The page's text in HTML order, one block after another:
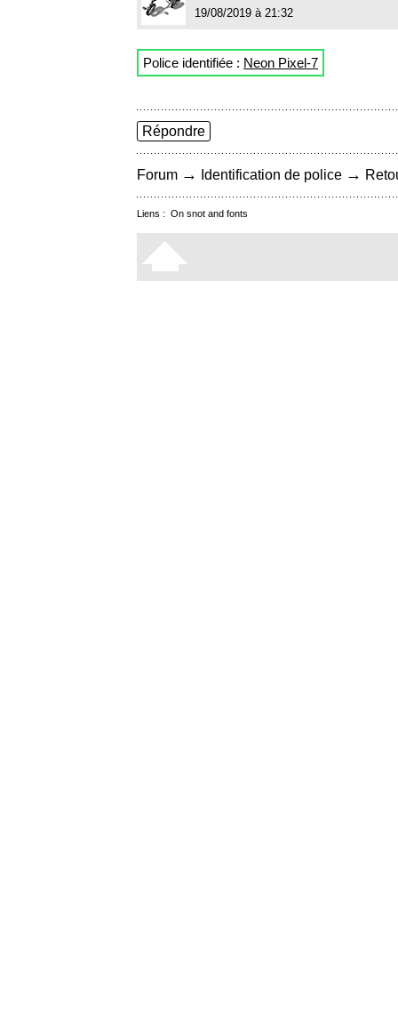
19/08/2019 à 21:32
Police identifiée : Neon Pixel-7
Répondre
Forum → Identification de police →
Liens : On snot and fonts